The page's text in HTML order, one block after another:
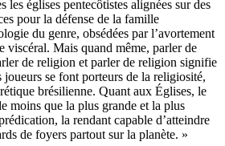
les églises pentecôtistes alignées sur des
pour la défense de la famille
du genre, obsédées par l’avortement
viscéral. Mais quand même, parler de
de religion et parler de religion signifie
se font porteurs de la religiosité,
brésilienne. Quant aux Églises, le
moins que la plus grande et la plus
la rendant capable d’atteindre
de foyers partout sur la planète. »